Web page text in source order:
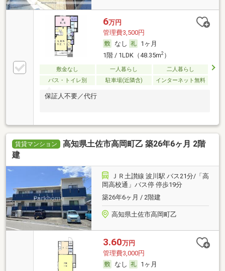
6万円
管理費3,500円
なし
1ヶ月
1階 / 1LDK（48.35m2）
敷金なし 一人暮らし
二人暮らし
バス・トイレ別
駐車場(近隣含) インターネット無料
保証人不要／代行
賃貸マンション
高知県土佐市高岡町乙 築26年6ヶ月 2階
建
ＪＲ土讃線 波川駅 バス21分/「高
岡高校通」バス停 停歩19分
築26年6ヶ月 / 2階建
高知県土佐市高岡町乙
3.60万円
管理費3,000円
なし
1ヶ月